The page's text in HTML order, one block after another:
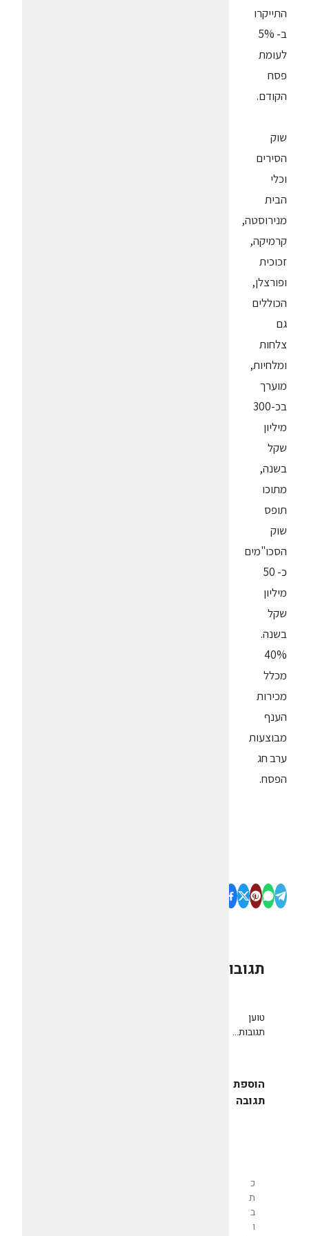
התייקרו
ב- 5%
לעומת
פסח
הקודם.
שוק
הסירים
וכלי
הבית
מנירוסטה,
קרמיקה,
זכוכית
ופורצלן,
הכוללים
גם
צלחות
ומלחיות,
מוערך
בכ-300
מיליון
שקל
בשנה,
מתוכו
תופס
שוק
הסכו"מים
כ- 50
מיליון
שקל
בשנה.
40%
מכלל
מכירות
הענף
מבוצעות
ערב חג
הפסח.
תגובות
טוען
תגובות...
הוספת
תגובה